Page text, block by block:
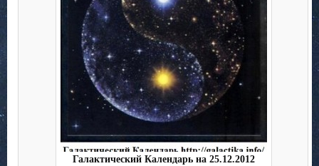
Галактический Календарь на 25.12.2012